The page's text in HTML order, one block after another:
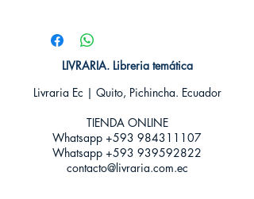
Editorial: Plutón
Idioma: Castellano
Encuadernación: Tapa blanda
Categoría: Bilingue
LIVRARIA. Libreria temática
Livraria Ec | Quito, Pichincha. Ecuador
TIENDA ONLINE​
Whatsapp +593 984311107
Whatsapp +593 939592822
contacto@livraria.com.ec